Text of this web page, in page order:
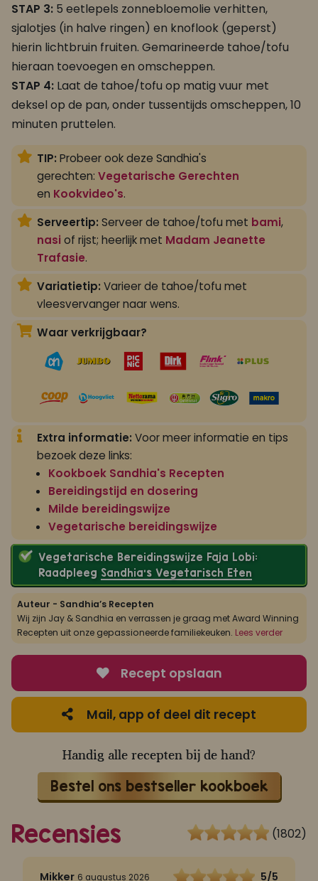
STAP 3: 5 eetlepels zonnebloemolie verhitten,
sjalotjes (in halve ringen) en knoflook (geperst)
hierin lichtbruin fruiten. Gemarineerde tahoe/tofu
hieraan toevoegen en omscheppen.
STAP 4: Laat de tahoe/tofu op matig vuur met
deksel op de pan, onder tussentijds omscheppen, 10
minuten pruttelen.
TIP: Probeer ook deze Sandhia's
gerechten: Vegetarische Gerechten
en Kookvideo's.
Serveertip: Serveer de tahoe/tofu met bami,
nasi of rijst; heerlijk met Madam Jeanette
Trafasie.
Variatietip: Varieer de tahoe/tofu met
vleesvervanger naar wens.
Waar verkrijgbaar?
Extra informatie: Voor meer informatie en tips
bezoek deze links:
Kookboek Sandhia's Recepten
Bereidingstijd en dosering
Milde bereidingswijze
Vegetarische bereidingswijze
Vegetarische Bereidingswijze Faja Lobi:
Raadpleeg Sandhia’s Vegetarisch Eten
Auteur - Sandhia’s Recepten
Wij zijn Jay & Sandhia en verrassen je graag met Award Winning
Recepten uit onze gepassioneerde familiekeuken. Lees verder
Recept opslaan
Mail, app of deel dit recept
Handig alle recepten bij de hand?
Bestel ons bestseller kookboek
Recensies (1802)
Mikker 6 augustus 2026 5/5